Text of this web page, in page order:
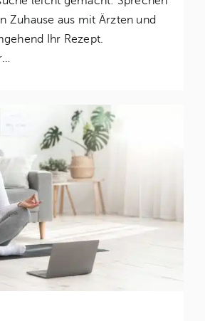
Zuhause aus mit Ärzten und
Ihr Rezept.